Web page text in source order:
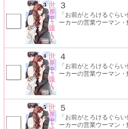
３
「お前がとろけるぐら
ーカーの営業ウーマン
４
「お前がとろけるぐら
ーカーの営業ウーマン
５
「お前がとろけるぐら
ーカーの営業ウーマン